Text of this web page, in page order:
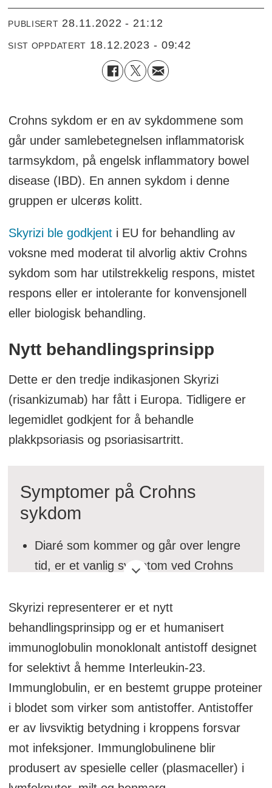
PUBLISERT 28.11.2022 - 21:12
SIST OPPDATERT 18.12.2023 - 09:42
Crohns sykdom er en av sykdommene som
går under samlebetegnelsen inflammatorisk
tarmsykdom, på engelsk inflammatory bowel
disease (IBD). En annen sykdom i denne
gruppen er ulcerøs kolitt.
Skyrizi ble godkjenti EU for behandling av
voksne med moderat til alvorlig aktiv Crohns
sykdom som har utilstrekkelig respons, mistet
respons eller er intolerante for konvensjonell
eller biologisk behandling.
Nytt behandlingsprinsipp
Dette er den tredje indikasjonen Skyrizi
(risankizumab) har fått i Europa. Tidligere er
legemidlet godkjent for å behandle
plakkpsoriasis og psoriasisartritt.
Symptomer på Crohns
sykdom
Diaré som kommer og går over lengre
tid, er et vanlig symptom ved Crohns
Avføringen kan være full av slim og
puss.
Du kan gå ned i vekt.
Noen opplever magekramper og
smerter. Smertene sitter gjerne rundt
navlen eller i nedre høyre del av magen.
Et annet symptom kan være blod i
Skyrizi representerer er et nytt
behandlingsprinsipp og er et humanisert
immunoglobulin monoklonalt antistoff designet
for selektivt å hemme Interleukin-23.
Immunglobulin, er en bestemt gruppe proteiner
i blodet som virker som antistoffer. Antistoffer
er av livsviktig betydning i kroppens forsvar
mot infeksjoner. Immunglobulinene blir
produsert av spesielle celler (plasmaceller) i